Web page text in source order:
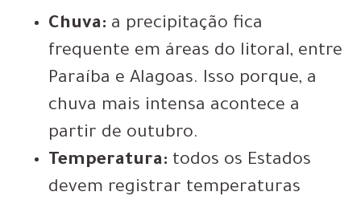
Chuva: a precipitação fica
frequente em áreas do litoral, entre
Paraíba e Alagoas. Isso porque, a
chuva mais intensa acontece a
partir de outubro.
Temperatura: todos os Estados
devem registrar temperaturas